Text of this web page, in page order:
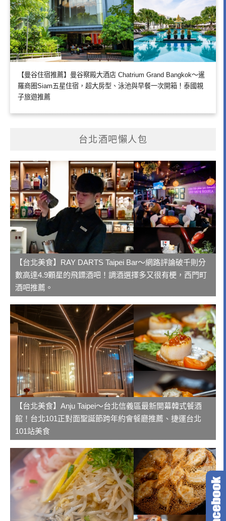
【曼谷住宿推薦】曼谷察殿大酒店 Chatrium Grand Bangkok～暹
羅商圈Siam五星住宿，超大房型、泳池與早餐一次開箱！泰國親
子旅遊推薦
台北酒吧懶人包
【台北美食】RAY DARTS Taipei Bar～網路評論破千則分
數高達4.9顆星的飛鏢酒吧！調酒選擇多又很有梗，西門町
酒吧推薦。
【台北美食】Anju Taipei～台北信義區最新開幕韓式餐酒
館！台北101正對面聖誕節跨年約會餐廳推薦、捷運台北
101站美食